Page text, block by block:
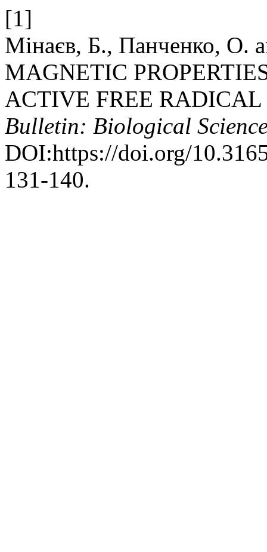
[1]
Мінаєв, Б., Панченко, О.
MAGNETIC
ACTIVE FREE
Bulletin: Biological
DOI:https://doi.org/
131-140.